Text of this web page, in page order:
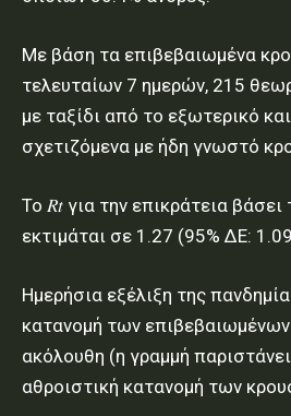
Με βάση τα επιβεβαιωμένα
τελευταίων 7 ημερών, 215
με ταξίδι από το εξωτερικό
σχετιζόμενα με ήδη γνωστό
To 𝑅𝑡 για την επικράτεια
εκτιμάται σε 1.27 (95% ΔΕ:
Ημερήσια εξέλιξη της
κατανομή των
ακόλουθη (η γραμμή
αθροιστική κατανομή των